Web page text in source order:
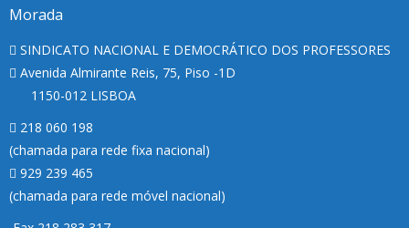
Morada
SINDICATO NACIONAL E DEMOCRÁTICO DOS PROFESSORES
Avenida Almirante Reis, 75, Piso -1D
1150-012 LISBOA
218 060 198
(chamada para rede fixa nacional)
929 239 465
(chamada para rede móvel nacional)